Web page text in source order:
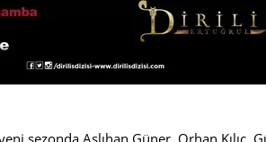
sezonda Aslıhan Güner, Orhan Kılıç,